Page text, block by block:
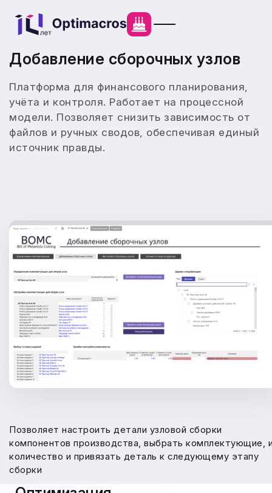
Добавление сборочных узлов
Платформа для финансового планирования,
учёта и контроля. Работает на процессной
модели. Позволяет снизить зависимость от
файлов и ручных сводов, обеспечивая единый
источник правды.
Позволяет настроить детали узловой сборки
компонентов производства, выбрать комплектующие,
количество и привязать деталь к следующему этапу
сборки